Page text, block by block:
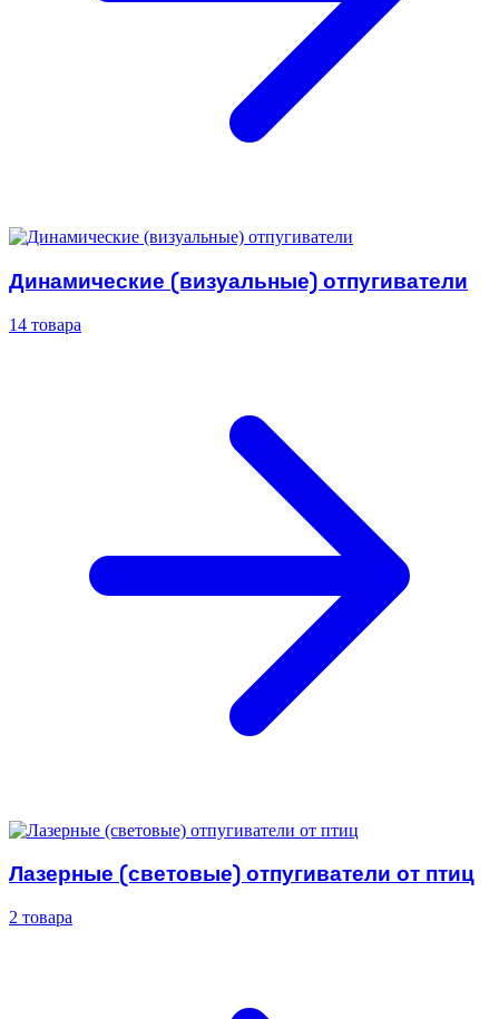
Динамические (визуальные) отпугиватели
14 товара
Лазерные (световые) отпугиватели от птиц
2 товара